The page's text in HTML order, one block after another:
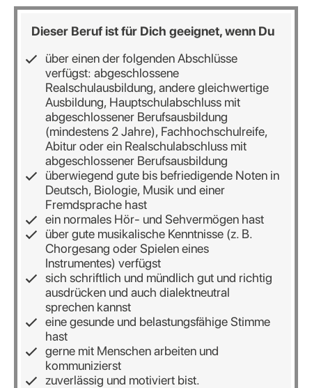
Dieser Beruf ist für Dich geeignet, wenn Du
über einen der folgenden Abschlüsse
verfügst: abgeschlossene
Realschulausbildung, andere gleichwertige
Ausbildung, Hauptschulabschluss mit
abgeschlossener Berufsausbildung
(mindestens 2 Jahre), Fachhochschulreife,
Abitur oder ein Realschulabschluss mit
abgeschlossener Berufsausbildung
überwiegend gute bis befriedigende Noten in
Deutsch, Biologie, Musik und einer
Fremdsprache hast
ein normales Hör- und Sehvermögen hast
über gute musikalische Kenntnisse (z. B.
Chorgesang oder Spielen eines
Instrumentes) verfügst
sich schriftlich und mündlich gut und richtig
ausdrücken und auch dialektneutral
sprechen kannst
eine gesunde und belastungsfähige Stimme
hast
gerne mit Menschen arbeiten und
kommunizierst
zuverlässig und motiviert bist.